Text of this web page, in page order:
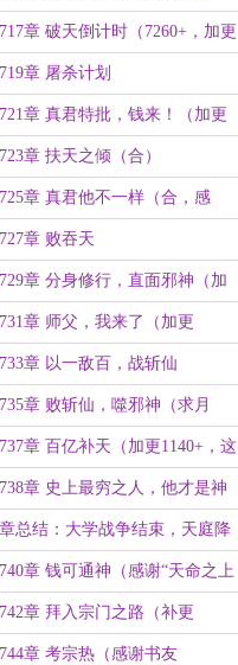
，求月票）
章 破天倒计时（7260+，加更
字）
章 屠杀计划
章 真君特批，钱来！（加更
字）
章 扶天之倾（合）
章 真君他不一样（合，感
树牧深山朝’打赏盟主）
章 败吞天
章 分身修行，直面邪神（加
感谢“乾天贤”打赏盟主）
章 师父，我来了（加更
）章 以一敌百，战斩仙
章 败斩仙，噬邪神（求月
章 百亿补天（加更1140+，这
后一天可订出保底月票）
章 史上最穷之人，他才是神
日第一章6210+）
总结：大学战争结束，天庭降
章 钱可通神（感谢“天命之上
打赏的白银盟）
章 拜入宗门之路（补更
，感谢‘旭_尧’打赏盟主）
章 考宗热（感谢书友